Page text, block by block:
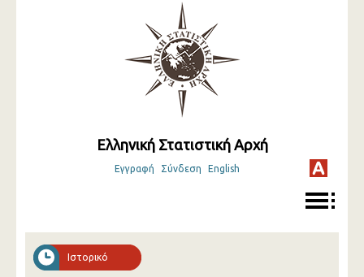
Ελληνική Στατιστική Αρχή
Εγγραφή Σύνδεση English
Ιστορικό